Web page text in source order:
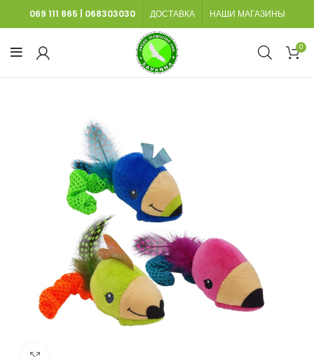
069 111 865 068303030 ДОСТАВКА НАШИ МАГАЗИНЫ
0